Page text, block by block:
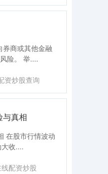
券商或其他金融
险。 举....
资炒股查询
与真相
在股市行情波动
收....
配资炒股